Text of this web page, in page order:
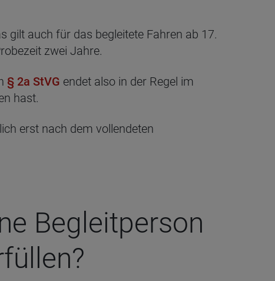
gilt auch für das begleitete Fahren ab 17.
zwei Jahre.
§ 2a StVG endet also in der Regel im
hast.
erst nach dem vollendeten
Begleit­per­son